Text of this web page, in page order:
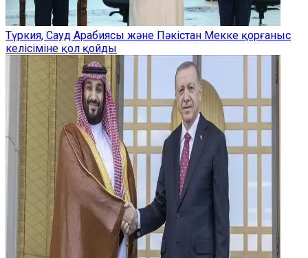
Түркия, Сауд Арабиясы және Пәкістан Мекке қорғаныс
келісіміне қол қойды